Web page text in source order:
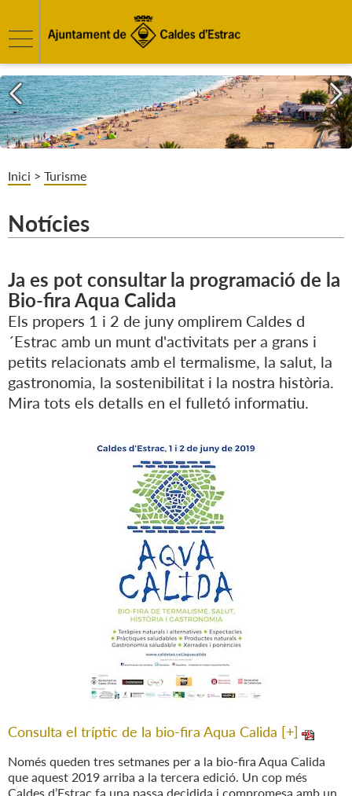
Inici > Turisme
Notícies
Ja es pot consultar la programació de la
Bio-fira Aqua Calida
Els propers 1 i 2 de juny omplirem Caldes d
´Estrac amb un munt d'activitats per a grans i
petits relacionats amb el termalisme, la salut, la
gastronomia, la sostenibilitat i la nostra història.
Mira tots els detalls en el fulletó informatiu.
Consulta el tríptic de la bio-fira Aqua Calida [+]
Només queden tres setmanes per a la bio-fira Aqua Calida
que aquest 2019 arriba a la tercera edició. Un cop més
Caldes d’Estrac fa una passa decidida i compromesa amb un